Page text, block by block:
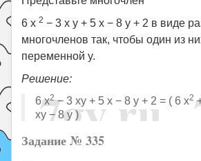
6 x2 − 3 x y + 5 x − 8 y + 2 в виде
многочленов так, чтобы один из
переменной y.
Решение:
6 x2− 3 xy + 5 x − 8 y + 2 = ( 6 x2
xy − 8 y )
Задание № 335